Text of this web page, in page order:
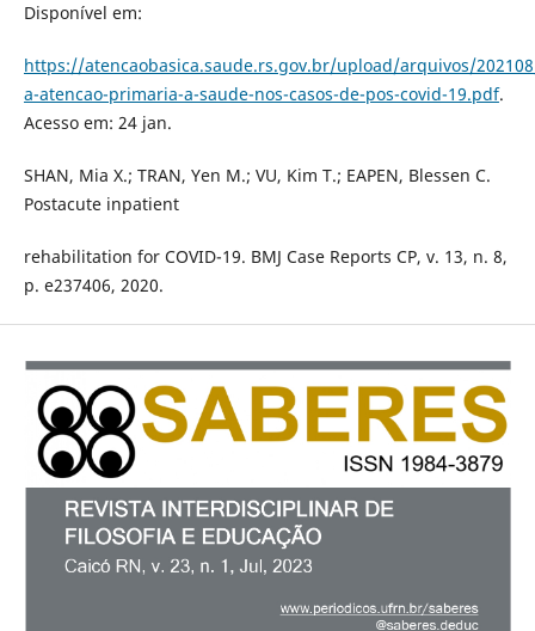
Disponível em:
https://atencaobasica.saude.rs.gov.br/upload/arquivos/
a-atencao-primaria-a-saude-nos-casos-de-pos-covid-19.pdf.
Acesso em: 24 jan.
SHAN, Mia X.; TRAN, Yen M.; VU, Kim T.; EAPEN, Blessen C.
Postacute inpatient
rehabilitation for COVID-19. BMJ Case Reports CP, v. 13, n. 8,
p. e237406, 2020.